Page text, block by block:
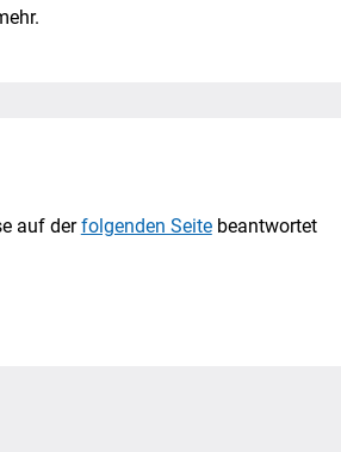
auf derfolgenden Seitebeantwortet